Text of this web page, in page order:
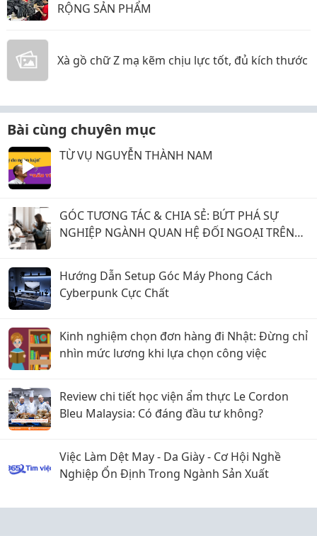
RỘNG SẢN PHẨM
Xà gồ chữ Z mạ kẽm chịu lực tốt, đủ kích thước
Bài cùng chuyên mục
TỪ VỤ NGUYỄN THÀNH NAM
GÓC TƯƠNG TÁC & CHIA SẺ: BỨT PHÁ SỰ
NGHIỆP NGÀNH QUAN HỆ ĐỐI NGOẠI TRÊN
Hướng Dẫn Setup Góc Máy Phong Cách
Cyberpunk Cực Chất
Kinh nghiệm chọn đơn hàng đi Nhật: Đừng chỉ
nhìn mức lương khi lựa chọn công việc
Review chi tiết học viện ẩm thực Le Cordon
Bleu Malaysia: Có đáng đầu tư không?
Việc Làm Dệt May - Da Giày - Cơ Hội Nghề
Nghiệp Ổn Định Trong Ngành Sản Xuất